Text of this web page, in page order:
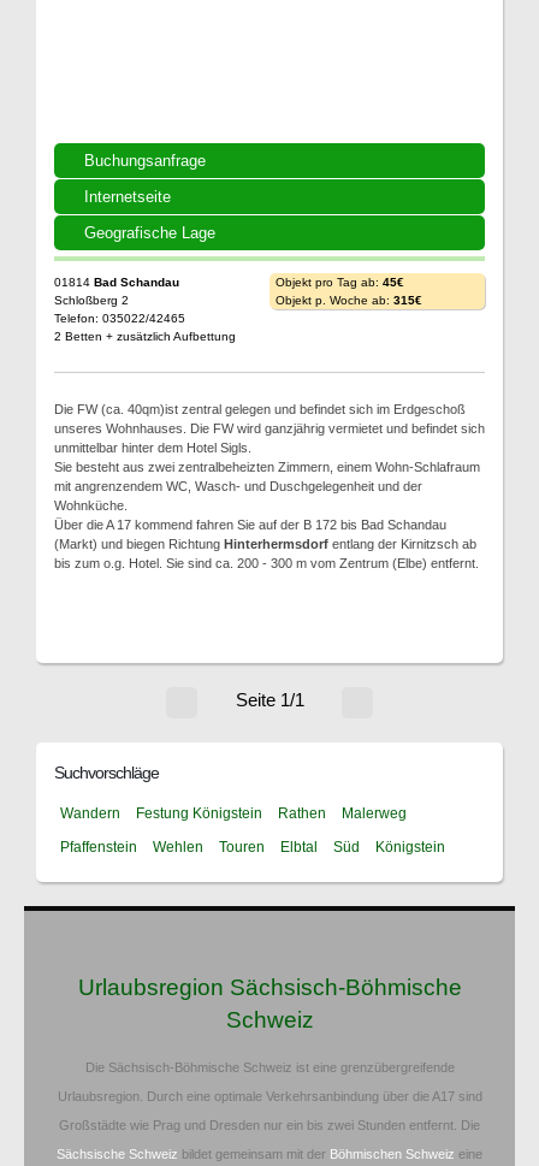
Buchungsanfrage
Internetseite
Geografische Lage
01814 Bad Schandau
Schloßberg 2
Telefon: 035022/42465
2 Betten + zusätzlich Aufbettung
Objekt pro Tag ab: 45€
Objekt p. Woche ab: 315€
Die FW (ca. 40qm)ist zentral gelegen und befindet sich im Erdgeschoß
unseres Wohnhauses. Die FW wird ganzjährig vermietet und befindet sich
unmittelbar hinter dem Hotel Sigls.
Sie besteht aus zwei zentralbeheizten Zimmern, einem Wohn-Schlafraum
mit angrenzendem WC, Wasch- und Duschgelegenheit und der
Wohnküche.
Über die A 17 kommend fahren Sie auf der B 172 bis Bad Schandau
(Markt) und biegen Richtung Hinterhermsdorf entlang der Kirnitzsch ab
bis zum o.g. Hotel. Sie sind ca. 200 - 300 m vom Zentrum (Elbe) entfernt.
Seite 1/1
Suchvorschläge
Wandern Festung Königstein Rathen
Malerweg
Pfaffenstein
Wehlen Touren Elbtal Süd Königstein
Urlaubsregion Sächsisch-Böhmische
Schweiz
Die Sächsisch-Böhmische Schweiz ist eine grenzübergreifende
Urlaubsregion. Durch eine optimale Verkehrsanbindung über die A17 sind
Großstädte wie Prag und Dresden nur ein bis zwei Stunden entfernt. Die
Sächsische Schweiz bildet gemeinsam mit der Böhmischen Schweiz eine